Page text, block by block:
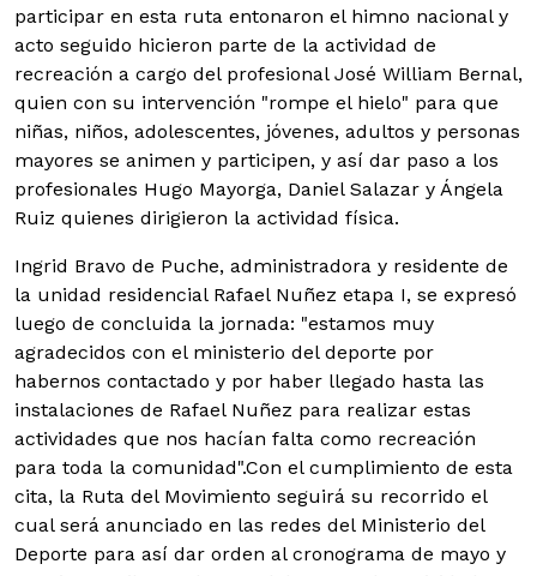
participar en esta ruta entonaron el himno nacional y
acto seguido hicieron parte de la actividad de
recreación a cargo del profesional José William Bernal,
quien con su intervención "rompe el hielo" para que
niñas, niños, adolescentes, jóvenes, adultos y personas
mayores se animen y participen, y así dar paso a los
profesionales Hugo Mayorga, Daniel Salazar y Ángela
Ruiz quienes dirigieron la actividad física.
Ingrid Bravo de Puche, administradora y residente de
la unidad residencial Rafael Nuñez etapa I, se expresó
luego de concluida la jornada: "estamos muy
agradecidos con el ministerio del deporte por
habernos contactado y por haber llegado hasta las
instalaciones de Rafael Nuñez para realizar estas
actividades que nos hacían falta como recreación
para toda la comunidad".Con el cumplimiento de esta
cita, la Ruta del Movimiento seguirá su recorrido el
cual será anunciado en las redes del Ministerio del
Deporte para así dar orden al cronograma de mayo y